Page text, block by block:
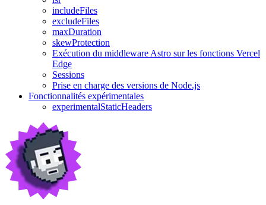
includeFiles
excludeFiles
maxDuration
skewProtection
Exécution du middleware Astro sur les fonctions Vercel
Edge
Sessions
Prise en charge des versions de Node.js
Fonctionnalités expérimentales
experimentalStaticHeaders